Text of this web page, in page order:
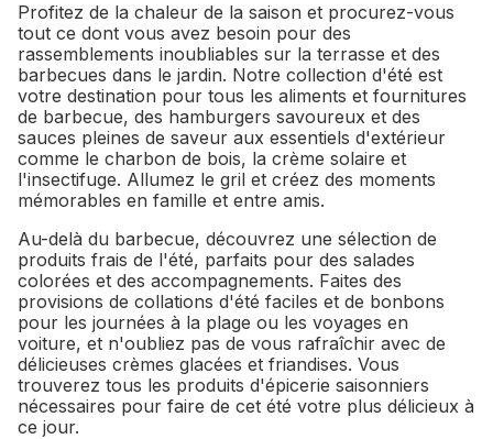
Profitez de la chaleur de la saison et procurez-vous
tout ce dont vous avez besoin pour des
rassemblements inoubliables sur la terrasse et des
barbecues dans le jardin. Notre collection d'été est
votre destination pour tous les aliments et fournitures
de barbecue, des hamburgers savoureux et des
sauces pleines de saveur aux essentiels d'extérieur
comme le charbon de bois, la crème solaire et
l'insectifuge. Allumez le gril et créez des moments
mémorables en famille et entre amis.
Au-delà du barbecue, découvrez une sélection de
produits frais de l'été, parfaits pour des salades
colorées et des accompagnements. Faites des
provisions de collations d'été faciles et de bonbons
pour les journées à la plage ou les voyages en
voiture, et n'oubliez pas de vous rafraîchir avec de
délicieuses crèmes glacées et friandises. Vous
trouverez tous les produits d'épicerie saisonniers
nécessaires pour faire de cet été votre plus délicieux à
ce jour.